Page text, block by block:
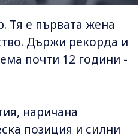
Тя е първата жена
Държи рекорда и
почти 12 години -
наричана
позиция и силни